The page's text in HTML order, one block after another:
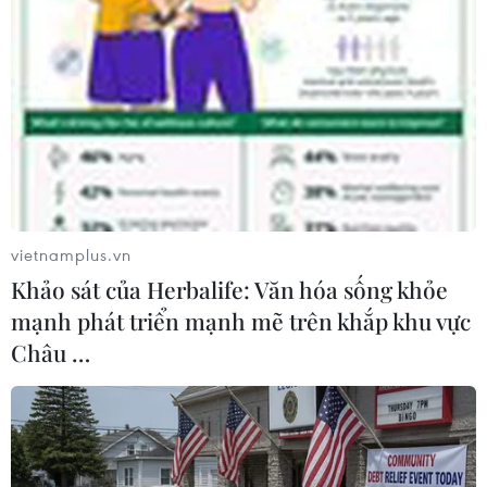
theo quy định của Luật Bảo hiểm xã hội để trình
cấp trên có biện pháp xử lý kịp thời nhằm đảm
bảo tối đa quyền lợi cho học sinh…
Ở một diễn biến khác, ông Bùi Ngọc Luận,
Trưởng Phòng Giáo dục và Đào tạo huyện Cẩm
Khê, cho biết qua xác minh ban đầu, khâu thu,
nộp hồ sơ, nộp kinh phí đóng bảo hiểm y tế cho
học sinh tại Trường Trung học Cơ sở Ngô Xá
chưa đúng nguyên tắc, gây bức xúc trong phụ
huynh và ảnh hưởng lớn đến ngành Giáo dục
của huyện.
Phòng Giáo dục và Đào tạo huyện Cẩm Khê cũng
đã phối hợp với các cơ quan liên quan gia hạn
đầy đủ thẻ bảo hiểm y tế cho học sinh từ tháng
vietnamplus.vn
Khảo sát của Herbalife: Văn hóa sống khỏe
mạnh phát triển mạnh mẽ trên khắp khu vực
Châu …